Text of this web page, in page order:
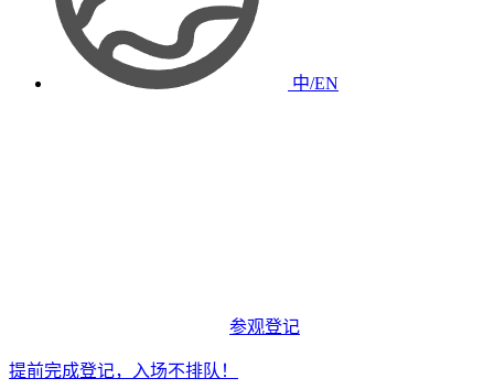
中/EN
参观登记
提前完成登记，入场不排队！